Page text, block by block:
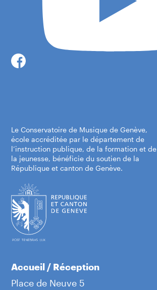
Le Conservatoire de Musique de Genève,
école accréditée par le département de
l’instruction publique, de la formation et de
la jeunesse, bénéficie du soutien de la
République et canton de Genève.
Accueil / Réception
Place de Neuve 5